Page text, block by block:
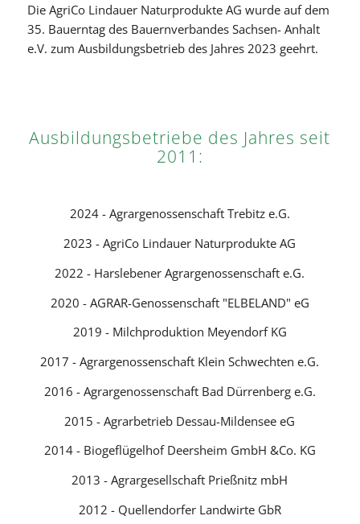
Die AgriCo Lindauer Naturprodukte AG wurde auf dem
35. Bauerntag des Bauernverbandes Sachsen- Anhalt
e.V. zum Ausbildungsbetrieb des Jahres 2023 geehrt.
Ausbildungsbetriebe des Jahres seit
2011:
2024 - Agrargenossenschaft Trebitz e.G.
2023 - AgriCo Lindauer Naturprodukte AG
2022 - Harslebener Agrargenossenschaft e.G.
2020 - AGRAR-Genossenschaft "ELBELAND" eG
2019 - Milchproduktion Meyendorf KG
2017 - Agrargenossenschaft Klein Schwechten e.G.
2016 - Agrargenossenschaft Bad Dürrenberg e.G.
2015 - Agrarbetrieb Dessau-Mildensee eG
2014 - Biogeflügelhof Deersheim GmbH &Co. KG
2013 - Agrargesellschaft Prießnitz mbH
2012 - Quellendorfer Landwirte GbR